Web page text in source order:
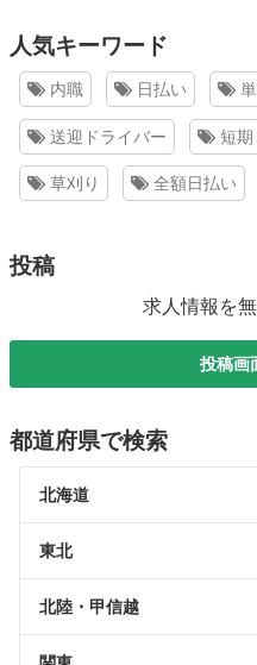
人気キーワード
内職 日払い
送迎ドライバー 短期
草刈り 全額日払い
投稿
求人情報を
投稿画
都道府県で検索
北海道
東北
北陸・甲信越